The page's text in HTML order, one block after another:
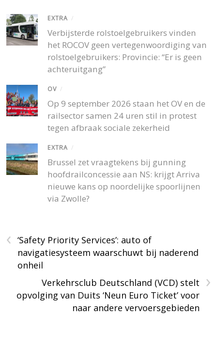
EXTRA /
Verbijsterde rolstoelgebruikers vinden
het ROCOV geen vertegenwoordiging van
rolstoelgebruikers: Provincie: “Er is geen
achteruitgang”
OV /
Op 9 september 2026 staan het OV en de
railsector samen 24 uren stil in protest
tegen afbraak sociale zekerheid
EXTRA /
Brussel zet vraagtekens bij gunning
hoofdrailconcessie aan NS: krijgt Arriva
nieuwe kans op noordelijke spoorlijnen
via Zwolle?
‹
‘Safety Priority Services’: auto of
navigatiesysteem waarschuwt bij naderend
onheil
›
Verkehrsclub Deutschland (VCD) stelt
opvolging van Duits ‘Neun Euro Ticket’ voor
naar andere vervoersgebieden